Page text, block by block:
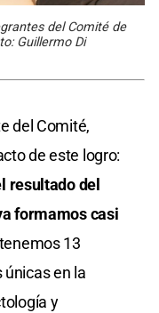
del Comité de
Guillermo Di
del Comité,
de este logro:
resultado del
formamos casi
13
en la
y